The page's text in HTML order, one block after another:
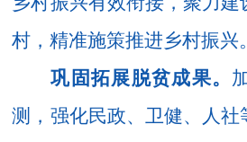
村，精准施策推进乡村振兴。
巩固拓展脱贫成果。
测，强化民政、卫健、人社